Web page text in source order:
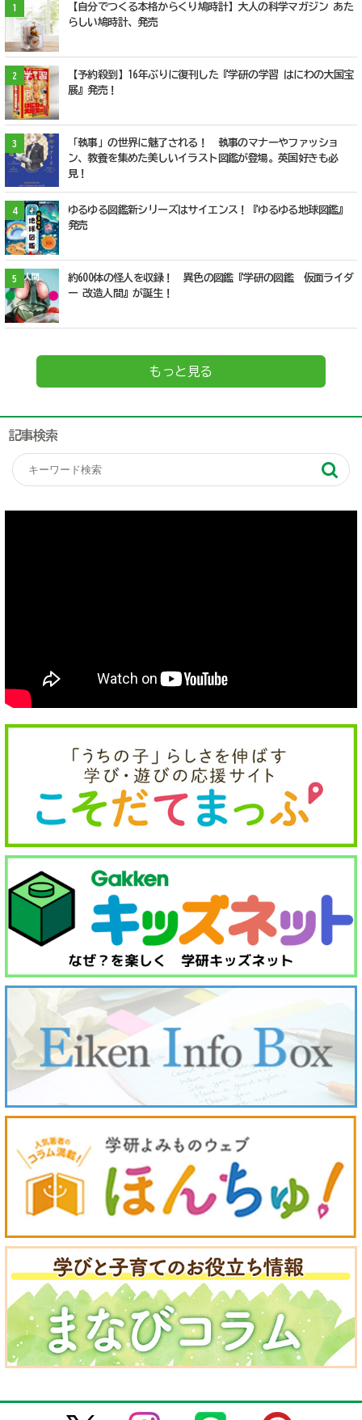
1
【自分でつくる本格からくり鳩時計】大人の科学マガジン あた
らしい鳩時計、発売
2
【予約殺到】16年ぶりに復刊した『学研の学習 はにわの大国宝
展』発売！
3
「執事」の世界に魅了される！ 執事のマナーやファッショ
ン、教養を集めた美しいイラスト図鑑が登場。英国好きも必
見！
4
ゆるゆる図鑑新シリーズはサイエンス！『ゆるゆる地球図鑑』
発売
5
約600体の怪人を収録！ 異色の図鑑『学研の図鑑 仮面ライダ
ー 改造人間』が誕生！
もっと見る
記事検索